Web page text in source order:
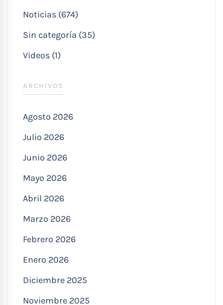
Noticias (674)
Sin categoría (35)
Videos (1)
ARCHIVOS
Agosto 2026
Julio 2026
Junio 2026
Mayo 2026
Abril 2026
Marzo 2026
Febrero 2026
Enero 2026
Diciembre 2025
Noviembre 2025